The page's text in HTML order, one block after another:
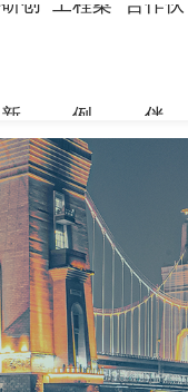
简介
架构
引领
料事业部
控制材料
砂浆
材料
固材料
创
新
团队
成果
工程案
例
性工程
枢纽工程
防腐工程
合作伙
伴
伙伴
新闻
资源